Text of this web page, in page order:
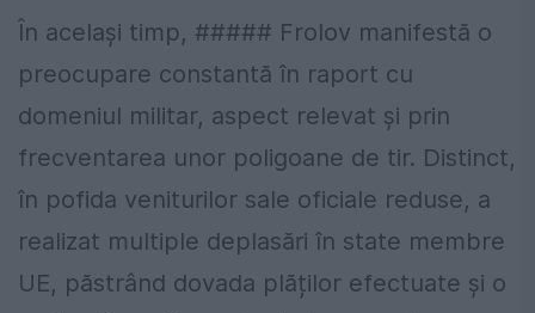
În același timp, ##### Frolov manifestă o
preocupare constantă în raport cu
domeniul militar, aspect relevat și prin
frecventarea unor poligoane de tir. Distinct,
în pofida veniturilor sale oficiale reduse, a
realizat multiple deplasări în state membre
UE, păstrând dovada plăților efectuate și o